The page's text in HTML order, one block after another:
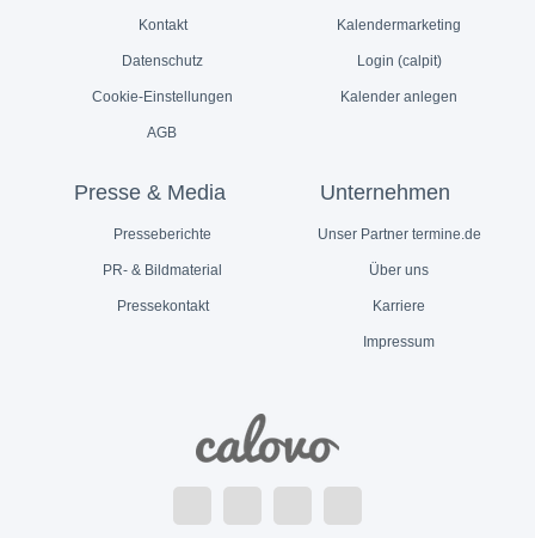
Kontakt
Datenschutz
Cookie-Einstellungen
AGB
Kalendermarketing
Login (calpit)
Kalender anlegen
Presse & Media
Presseberichte
PR- & Bildmaterial
Pressekontakt
Unternehmen
Unser Partner termine.de
Über uns
Karriere
Impressum